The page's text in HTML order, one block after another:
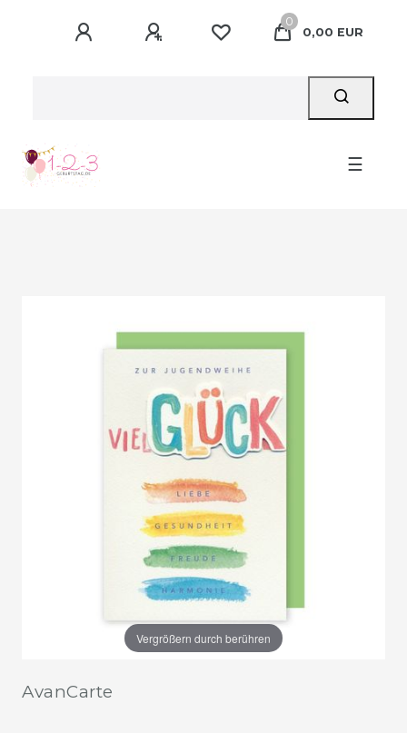
0
0,00 EUR
☰
Vergrößern durch berühren
AvanCarte